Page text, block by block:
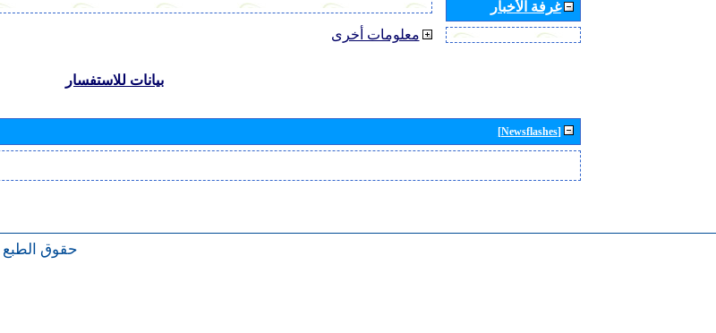
معلومات أخرى
غرفة الأخبار
بيانات للاستفسار
[Newsflashes]
حقوق الطبع